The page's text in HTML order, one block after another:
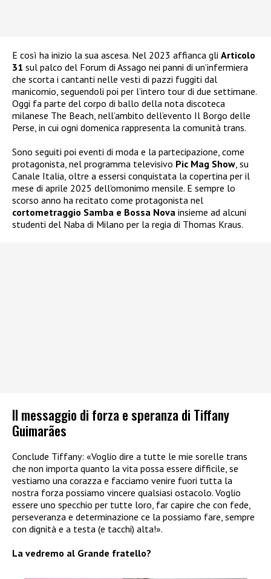
E così ha inizio la sua ascesa. Nel 2023 affianca gli Articolo
31 sul palco del Forum di Assago nei panni di un’infermiera
che scorta i cantanti nelle vesti di pazzi fuggiti dal
manicomio, seguendoli poi per l’intero tour di due settimane.
Oggi fa parte del corpo di ballo della nota discoteca
milanese The Beach, nell’ambito dell’evento Il Borgo delle
Perse, in cui ogni domenica rappresenta la comunità trans.
Sono seguiti poi eventi di moda e la partecipazione, come
protagonista, nel programma televisivo Pic Mag Show, su
Canale Italia, oltre a essersi conquistata la copertina per il
mese di aprile 2025 dell’omonimo mensile. E sempre lo
scorso anno ha recitato come protagonista nel
cortometraggio Samba e Bossa Nova insieme ad alcuni
studenti del Naba di Milano per la regia di Thomas Kraus.
Il messaggio di forza e speranza di Tiffany
Guimarães
Conclude Tiffany: «Voglio dire a tutte le mie sorelle trans
che non importa quanto la vita possa essere difficile, se
vestiamo una corazza e facciamo venire fuori tutta la
nostra forza possiamo vincere qualsiasi ostacolo. Voglio
essere uno specchio per tutte loro, far capire che con fede,
perseveranza e determinazione ce la possiamo fare, sempre
con dignità e a testa (e tacchi) alta!».
La vedremo al Grande fratello?